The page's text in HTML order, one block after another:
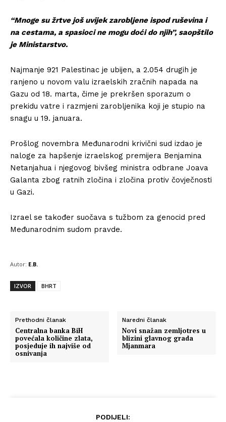
“Mnoge su žrtve još uvijek zarobljene ispod ruševina i
na cestama, a spasioci ne mogu doći do njih”, saopštilo
je Ministarstvo.
Najmanje 921 Palestinac je ubijen, a 2.054 drugih je
ranjeno u novom valu izraelskih zračnih napada na
Gazu od 18. marta, čime je prekršen sporazum o
prekidu vatre i razmjeni zarobljenika koji je stupio na
snagu u 19. januara.
Prošlog novembra Međunarodni krivični sud izdao je
naloge za hapšenje izraelskog premijera Benjamina
Netanjahua i njegovog bivšeg ministra odbrane Joava
Galanta zbog ratnih zločina i zločina protiv čovječnosti
u Gazi.
Izrael se također suočava s tužbom za genocid pred
Međunarodnim sudom pravde.
Autor: E.B.
IZVOR BHRT
Prethodni članak
Centralna banka BiH
povećala količine zlata,
posjeduje ih najviše od
osnivanja
Naredni članak
Novi snažan zemljotres u
blizini glavnog grada
Mjanmara
PODIJELI: